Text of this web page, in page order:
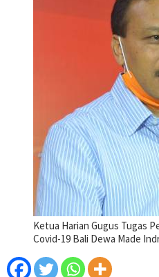
Ketua Harian Gugus Tugas
Covid-19 Bali Dewa Made